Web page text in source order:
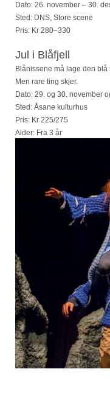
Dato: 26. november – 30.
Sted: DNS, Store scene
Pris: Kr 280–330
Jul i Blåfjell
Blånissene må lage den
Men rare ting skjer.
Dato: 29. og 30. november
Sted: Åsane kulturhus
Pris: Kr 225/275
Alder: Fra 3 år